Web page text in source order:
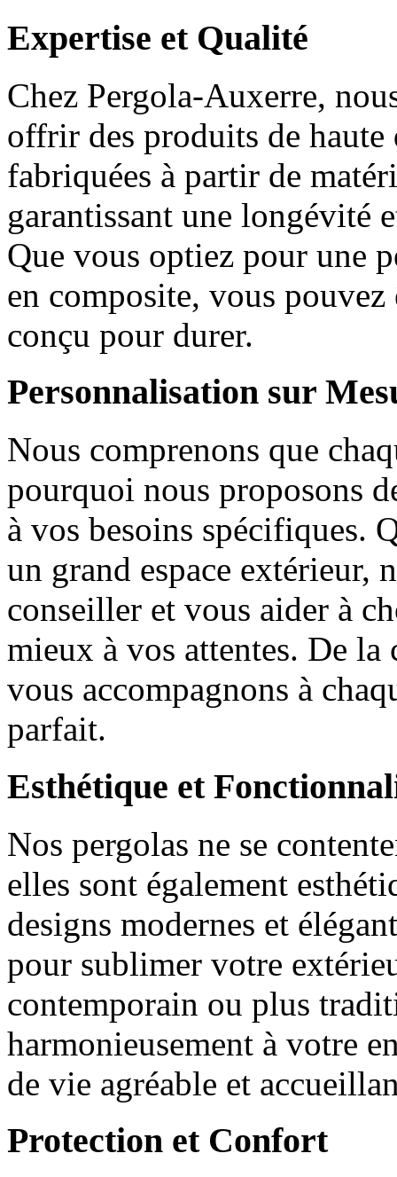
Expertise et Qualité
Chez Pergola-Auxerre,
offrir des produits de
fabriquées à partir de
garantissant une longévité
Que vous optiez pour une
en composite, vous pouvez
conçu pour durer.
Personnalisation sur
Nous comprenons que
pourquoi nous proposons
à vos besoins spécifiques.
un grand espace extérieur,
conseiller et vous aider à
mieux à vos attentes. De
vous accompagnons à
parfait.
Esthétique et
Nos pergolas ne se
elles sont également
designs modernes et
pour sublimer votre
contemporain ou plus
harmonieusement à votre
de vie agréable et
Protection et Confort